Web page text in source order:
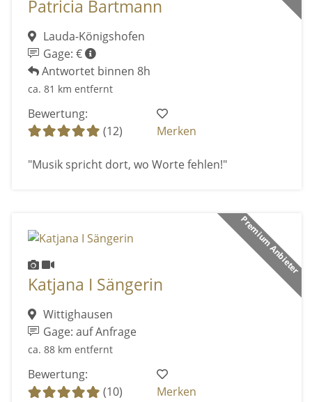
Patricia Bartmann
Lauda-Königshofen
Gage: €
Antwortet binnen 8h
ca. 81 km entfernt
Bewertung:
(12)
Merken
"Musik spricht dort, wo Worte fehlen!"
Premium Anbieter
Katjana I Sängerin
Wittighausen
Gage: auf Anfrage
ca. 88 km entfernt
Bewertung:
(10)
Merken